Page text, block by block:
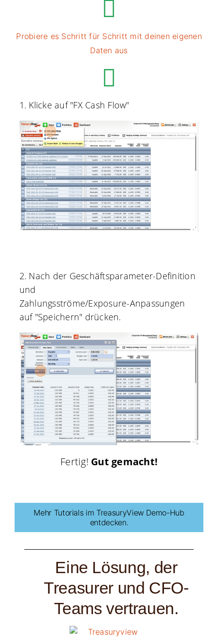
Probiere es Schritt für Schritt mit deinen eigenen
Daten aus
1. Klicke auf "FX Cash Flow"
2. Nach der Geschäftsparameter-Definition
und
Zahlungsströme/Exposure-Anpassungen
auf "Speichern" drücken.
Fertig! Gut gemacht!
Mehr Tutorials im TreasuryView Demo-Hub
entdecken.
Eine Lösung, der
Treasurer und CFO-
Teams vertrauen.